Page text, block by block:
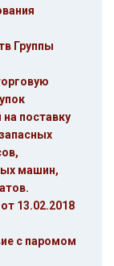
Группы
поставку
машин,
13.02.2018
с паромом